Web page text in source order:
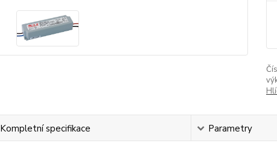
Kompletní specifikace Parametry